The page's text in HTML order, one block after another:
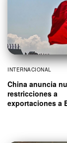
INTERNACIONAL
China anuncia
restricciones a
exportaciones a